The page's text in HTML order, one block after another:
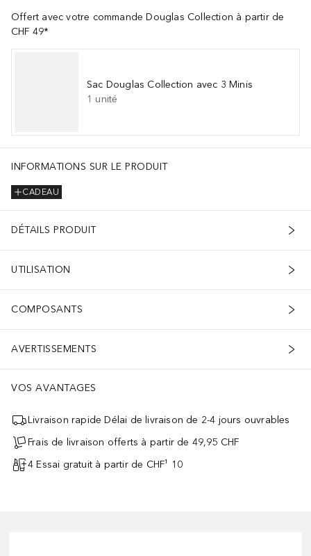
Offert avec votre commande Douglas Collection à partir de
CHF 49*
Sac Douglas Collection avec 3 Minis
1 unité
INFORMATIONS SUR LE PRODUIT
CADEAU
DÉTAILS PRODUIT
UTILISATION
COMPOSANTS
AVERTISSEMENTS
VOS AVANTAGES
Livraison rapide Délai de livraison de 2-4 jours ouvrables
Frais de livraison offerts à partir de 49,95 CHF
4 Essai gratuit à partir de CHF¹ 10